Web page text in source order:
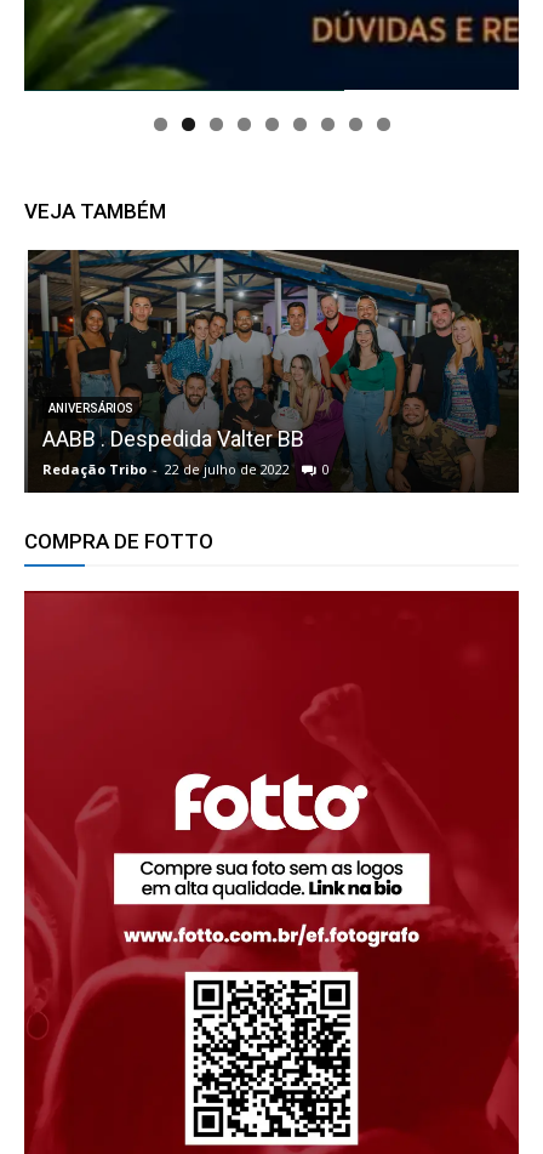
VEJA TAMBÉM
ANIVERSÁRIOS
AABB . Despedida Valter BB
Redação Tribo - 22 de julho de 2022 0
COMPRA DE FOTTO